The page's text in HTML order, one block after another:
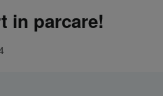
in parcare!